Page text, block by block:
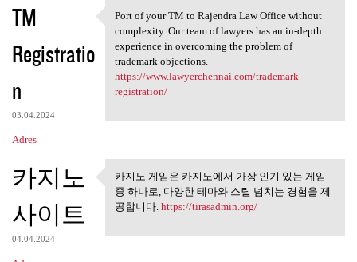
TM
Registratio
n
03.04.2024
Adres
Port of your TM to Rajendra
Port of your TM to Rajendra Law Office without
complexity. Our team of lawyers has an in-depth
experience in overcoming the problem of
trademark objections.
https://www.lawyerchennai.com/trademark-
registration/
카지노
사이트
04.04.2024
카지노 게임은 카지노에서 가장
인기 있는 게임 중
카지노 게임은 카지노에서 가장 인기 있는 게임
중 하나로, 다양한 테마와 스릴 넘치는 경험을 제
공합니다. https://tirasadmin.org/